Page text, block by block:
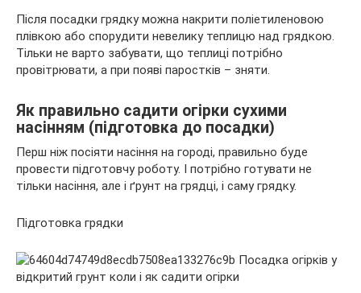
Після посадки грядку можна накрити поліетиленовою
плівкою або спорудити невелику теплицю над грядкою.
Тільки не варто забувати, що теплиці потрібно
провітрювати, а при появі паростків – зняти.
Як правильно садити огірки сухими
насінням (підготовка до посадки)
Перш ніж посіяти насіння на городі, правильно буде
провести підготовчу роботу. І потрібно готувати не
тільки насіння, але і ґрунт на грядці, і саму грядку.
Підготовка грядки